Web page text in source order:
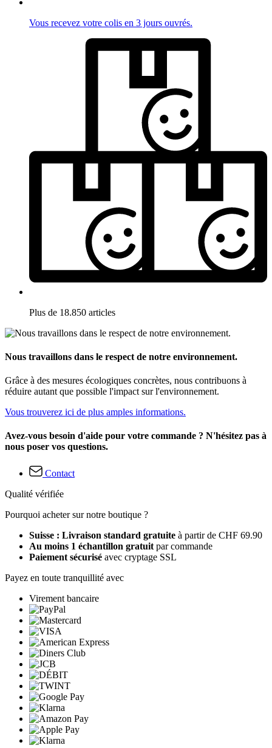
Vous recevez votre colis en 3 jours ouvrés.
Plus de 18.850 articles
Nous travaillons dans le respect de notre environnement.
Grâce à des mesures écologiques concrètes, nous contribuons à
réduire autant que possible l'impact sur l'environnement.
Vous trouverez ici de plus amples informations.
Avez-vous besoin d'aide pour votre commande ? N'hésitez pas à
nous poser vos questions.
Contact
Qualité vérifiée
Pourquoi acheter sur notre boutique ?
Suisse : Livraison standard gratuite à partir de CHF 69.90
Au moins 1 échantillon gratuit par commande
Paiement sécurisé avec cryptage SSL
Payez en toute tranquillité avec
Virement bancaire